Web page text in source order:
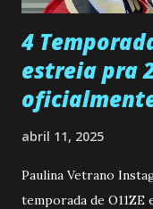
...
4
estreia pra
abril 11, 2025
Paulina Vetrano
temporada de O11ZE